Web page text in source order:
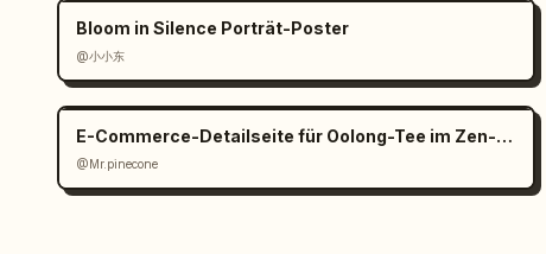
Bloom in Silence Porträt-Poster
@小小东
E-Commerce-Detailseite für Oolong-Tee im Zen-Stil
@Mr.pinecone